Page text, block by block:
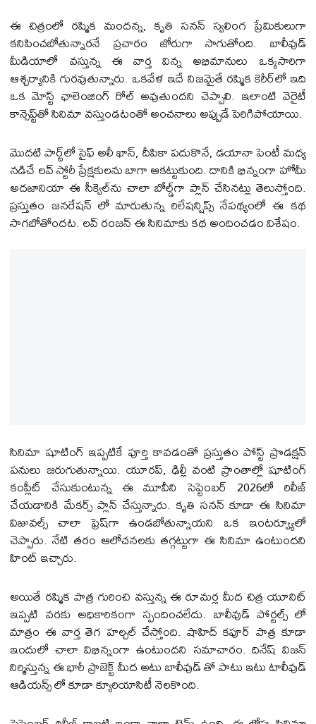
ఈ చిత్రంలో రష్మిక మందన్న, కృతి సనన్ స్వలింగ ప్రేమికులుగా
కనిపించబోతున్నారనే ప్రచారం జోరుగా సాగుతోంది. బాలీవుడ్
మీడియాలో వస్తున్న ఈ వార్త విన్న అభిమానులు ఒక్కసారిగా
ఆశ్చర్యానికి గురవుతున్నారు. ఒకవేళ ఇదే నిజమైతే రష్మిక కెరీర్‌లో ఇది
ఒక మోస్ట్ ఛాలెంజింగ్ రోల్ అవుతుందని చెప్పాలి. ఇలాంటి వెరైటీ
కాన్సెప్ట్‌తో సినిమా వస్తుండటంతో అంచనాలు అప్పుడే పెరిగిపోయాయి.
మొదటి పార్ట్‌లో సైఫ్ అలీ ఖాన్, దీపికా పదుకొనే, డయానా పెంటీ మధ్య
నడిచే లవ్ స్టోరీ ప్రేక్షకులను బాగా ఆకట్టుకుంది. దానికి భిన్నంగా హోమీ
అదజానియా ఈ సీక్వెల్‌ను చాలా బోల్డ్‌గా ప్లాన్ చేసినట్లు తెలుస్తోంది.
ప్రస్తుతం జనరేషన్ లో మారుతున్న రిలేషన్షిప్స్ నేపథ్యంలో ఈ కథ
సాగబోతోందట. లవ్ రంజన్ ఈ సినిమాకు కథ అందించడం విశేషం.
సినిమా షూటింగ్ ఇప్పటికే పూర్తి కావడంతో ప్రస్తుతం పోస్ట్ ప్రొడక్షన్
పనులు జరుగుతున్నాయి. యూరప్, ఢిల్లీ వంటి ప్రాంతాల్లో షూటింగ్
కంప్లీట్ చేసుకుంటున్న ఈ మూవీని సెప్టెంబర్ 2026లో రిలీజ్
చేయడానికి మేకర్స్ ప్లాన్ చేస్తున్నారు. కృతి సనన్ కూడా ఈ సినిమా
విజువల్స్ చాలా ఫ్రెష్‌గా ఉండబోతున్నాయని ఒక ఇంటర్వ్యూలో
చెప్పారు. నేటి తరం ఆలోచనలకు తగ్గట్టుగా ఈ సినిమా ఉంటుందని
హింట్ ఇచ్చారు.
అయితే రష్మిక పాత్ర గురించి వస్తున్న ఈ రూమర్ల మీద చిత్ర యూనిట్
ఇప్పటి వరకు అధికారికంగా స్పందించలేదు. బాలీవుడ్ పోర్టల్స్ లో
మాత్రం ఈ వార్త తెగ హల్చల్ చేస్తోంది. షాహిద్ కపూర్ పాత్ర కూడా
ఇందులో చాలా విభిన్నంగా ఉంటుందని సమాచారం. దినేష్ విజన్
నిర్మిస్తున్న ఈ భారీ ప్రాజెక్ట్ మీద అటు బాలీవుడ్ తో పాటు ఇటు టాలీవుడ్
ఆడియన్స్ లో కూడా క్యూరియాసిటీ నెలకొంది.